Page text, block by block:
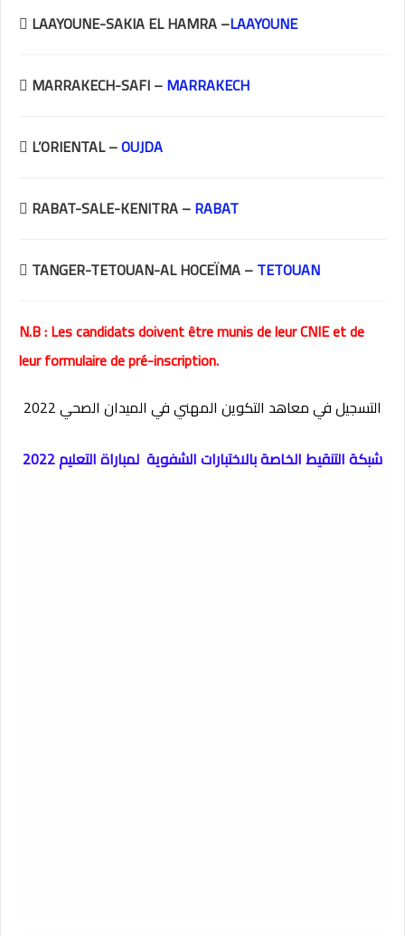
 LAAYOUNE-SAKIA EL HAMRA –LAAYOUNE
 MARRAKECH-SAFI –MARRAKECH
 L’ORIENTAL –OUJDA
 RABAT-SALE-KENITRA –RABAT
 TANGER-TETOUAN-AL HOCEÏMA –TETOUAN
N.B : Les candidats doivent être munis de leur CNIE et de
leur formulaire de pré-inscription.
التسجيل في معاهد التكوين المهني في الميدان الصحي 2022
شبكة التنقيط الخاصة بالاختبارات الشفوية لمباراة التعليم 2022